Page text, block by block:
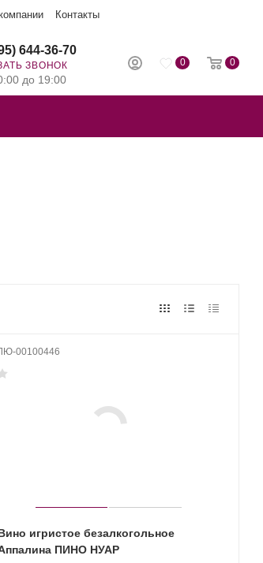
Контакты
0 0
644-36-70
ЗВОНОК
до 19:00
00100446
игристое безалкогольное
ПИНО НУАР